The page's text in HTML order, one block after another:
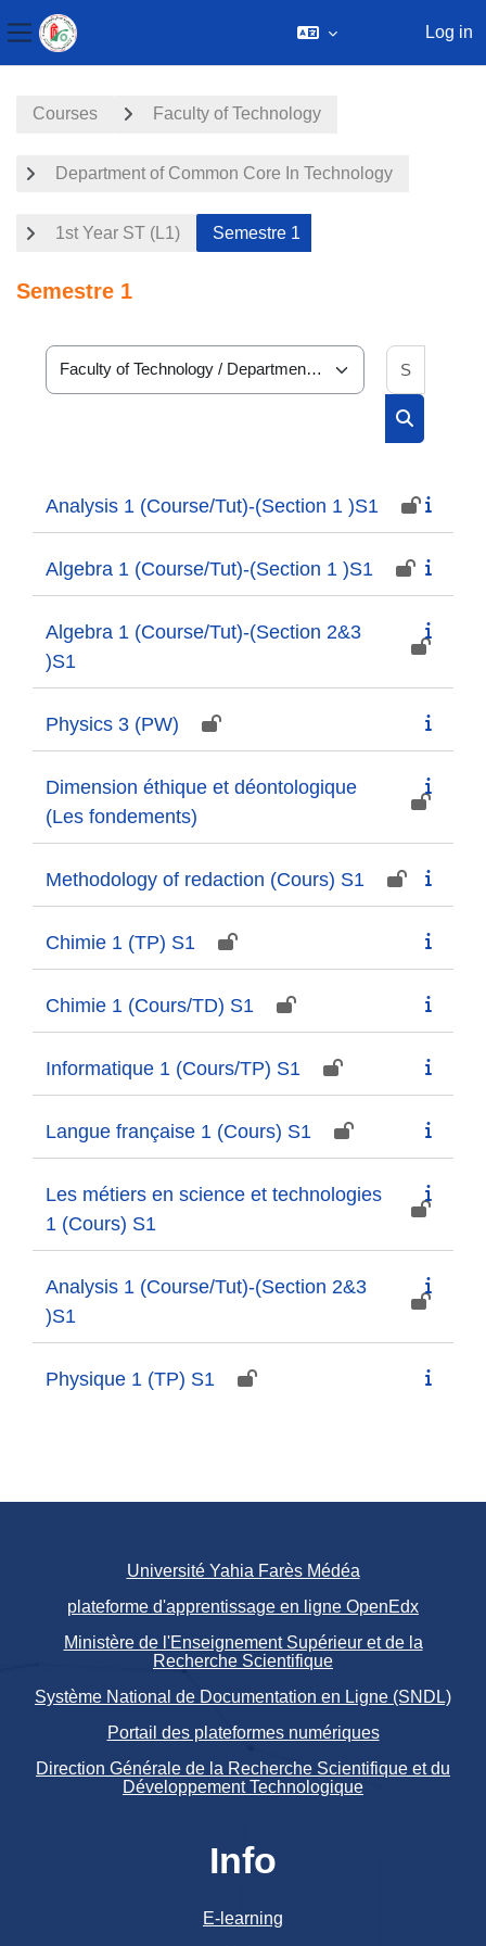
Side panel
Log in
Courses Faculty of Technology
Department of Common Core In Technology
1st Year ST (L1) Semestre 1
Semestre 1
Course categories
Analysis 1 (Course/Tut)-(Section 1 )S1
Algebra 1 (Course/Tut)-(Section 1 )S1
Algebra 1 (Course/Tut)-(Section 2&3
)S1
Physics 3 (PW)
Dimension éthique et déontologique
(Les fondements)
Methodology of redaction (Cours) S1
Chimie 1 (TP) S1
Chimie 1 (Cours/TD) S1
Informatique 1 (Cours/TP) S1
Langue française 1 (Cours) S1
Les métiers en science et technologies
1 (Cours) S1
Analysis 1 (Course/Tut)-(Section 2&3
)S1
Physique 1 (TP) S1
Université Yahia Farès Médéa
plateforme d'apprentissage en ligne OpenEdx
Ministère de l'Enseignement Supérieur et de la
Recherche Scientifique
Système National de Documentation en Ligne (SNDL)
Portail des plateformes numériques
Direction Générale de la Recherche Scientifique et du
Développement Technologique
Info
E-learning